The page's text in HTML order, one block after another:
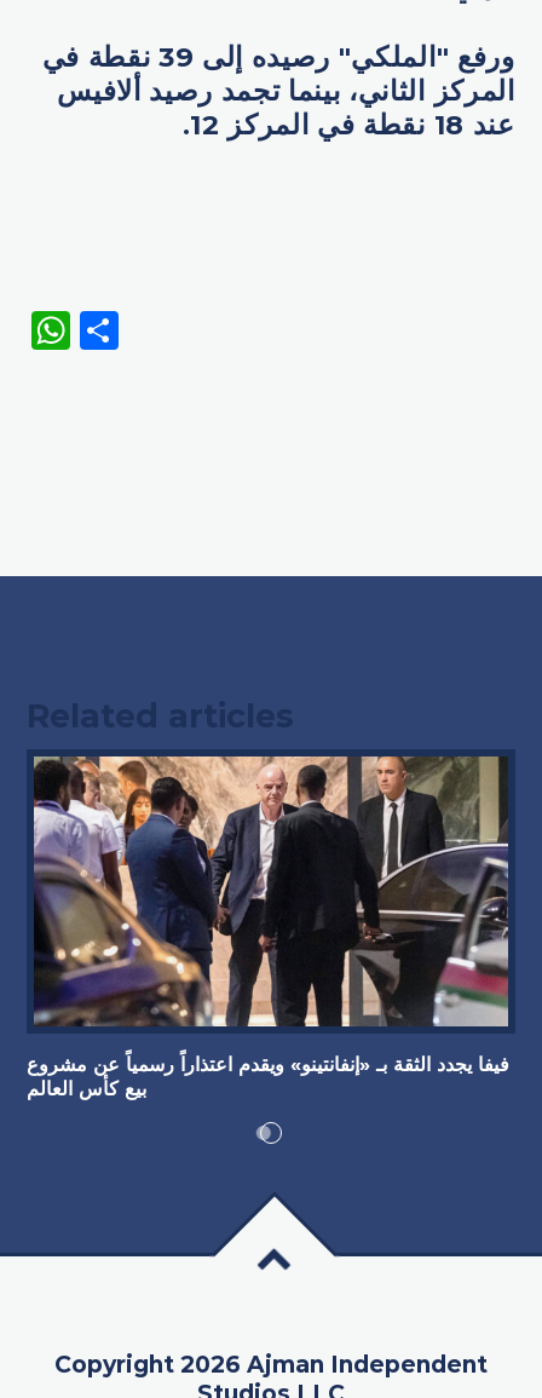
ورفع "الملكي" رصيده إلى 39 نقطة في
المركز الثاني، بينما تجمد رصيد ألافيس
عند 18 نقطة في المركز 12.
WhatsApp
Related articles
فيفا يجدد الثقة بـ «إنفانتينو» ويقدم اعتذاراً رسمياً عن مشروع
بيع كأس العالم
Copyright 2026 Ajman Independent